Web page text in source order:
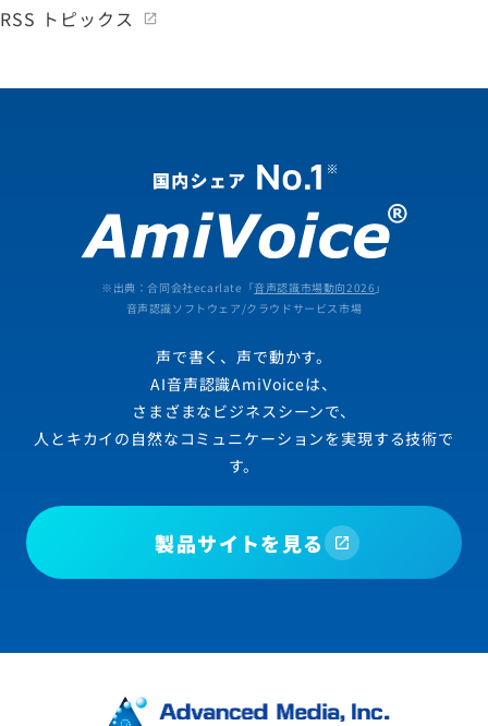
RSS トピックス
※出典：合同会社ecarlate「音声認識市場動向2026 」
音声認識ソフトウェア/クラウドサービス市場
声で書く、声で動かす。
AI音声認識AmiVoiceは、
さまざまなビジネスシーンで、
人とキカイの自然なコミュニケーションを実現する技術で
す。
製品サイトを見る